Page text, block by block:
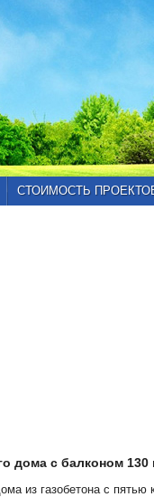
СТОИМОСТЬ
дома с балконом 130
из газобетона с пятью